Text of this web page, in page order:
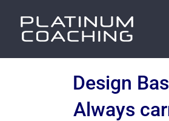
content
Design
Always